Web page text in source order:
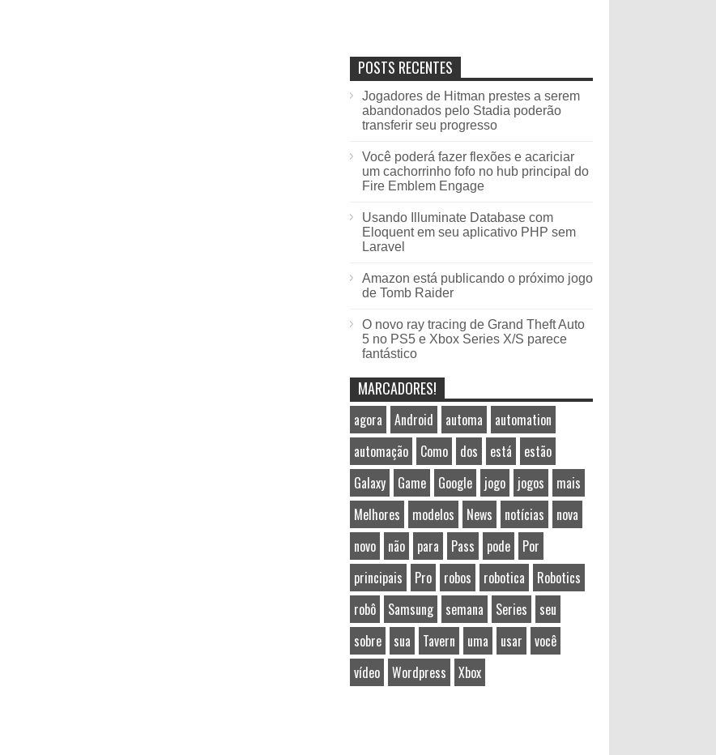
POSTS RECENTES
Jogadores de Hitman prestes a serem
abandonados pelo Stadia poderão
transferir seu progresso
Você poderá fazer flexões e acariciar
um cachorrinho fofo no hub principal do
Fire Emblem Engage
Usando Illuminate Database com
Eloquent em seu aplicativo PHP sem
Laravel
Amazon está publicando o próximo jogo
de Tomb Raider
O novo ray tracing de Grand Theft Auto
5 no PS5 e Xbox Series X/S parece
fantástico
MARCADORES!
agora Android automa
automation
automação
Como dos está
estão
Galaxy
Game Google jogo jogos
mais
Melhores
modelos News notícias
nova
novo
não para Pass pode
Por
principais
Pro robos robotica
Robotics
robô
Samsung semana Series
seu
sobre
sua Tavern uma usar
você
vídeo
Wordpress Xbox